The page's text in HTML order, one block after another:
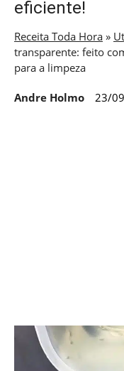
eficiente!
Receita Toda Hora »
transparente: feito
para a limpeza
Andre Holmo 23/